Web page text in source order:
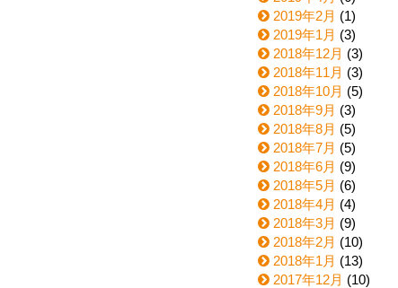
2019年2月 (1)
2019年1月 (3)
2018年12月 (3)
2018年11月 (3)
2018年10月 (5)
2018年9月 (3)
2018年8月 (5)
2018年7月 (5)
2018年6月 (9)
2018年5月 (6)
2018年4月 (4)
2018年3月 (9)
2018年2月 (10)
2018年1月 (13)
2017年12月 (10)